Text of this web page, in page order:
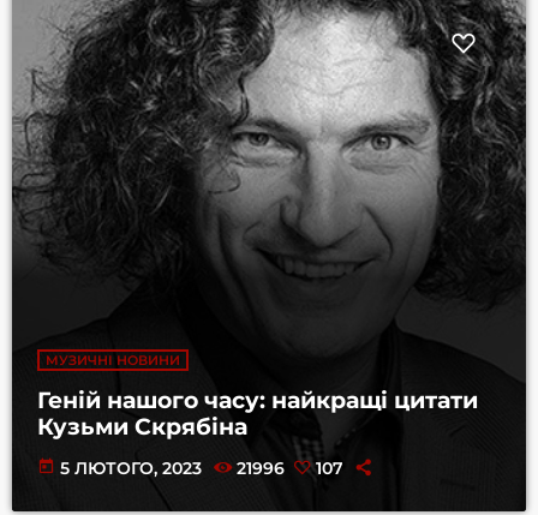
МУЗИЧНІ НОВИНИ
Геній нашого часу: найкращі цитати
Кузьми Скрябіна
today 5 ЛЮТОГО, 2023 21996 107